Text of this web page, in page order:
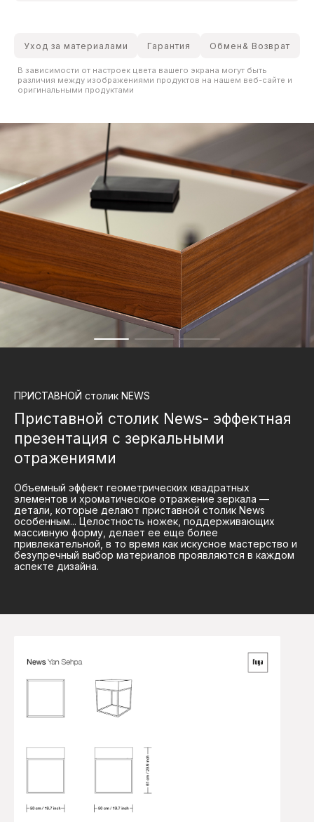
Уход за материалами Гарантия Обмен& Возврат
В зависимости от настроек цвета вашего экрана могут быть
различия между изображениями продуктов на нашем веб-сайте и
оригинальными продуктами
ПРИСТАВНОЙ столик NEWS
Приставной столик News- эффектная
презентация с зеркальными
отражениями
Объемный эффект геометрических квадратных
элементов и хроматическое отражение зеркала —
детали, которые делают приставной столик News
особенным... Целостность ножек, поддерживающих
массивную форму, делает ее еще более
привлекательной, в то время как искусное мастерство и
безупречный выбор материалов проявляются в каждом
аспекте дизайна.